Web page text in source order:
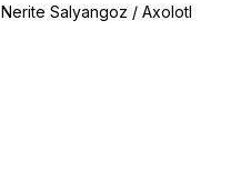
Nerite Salyangoz / Axolotl